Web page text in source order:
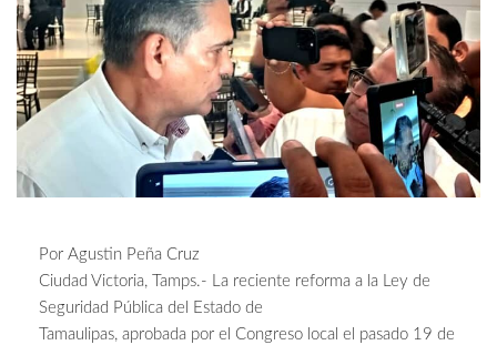
Por Agustin Peña Cruz
Ciudad Victoria, Tamps.- La reciente reforma a la Ley de
Seguridad Pública del Estado de
Tamaulipas, aprobada por el Congreso local el pasado 19 de